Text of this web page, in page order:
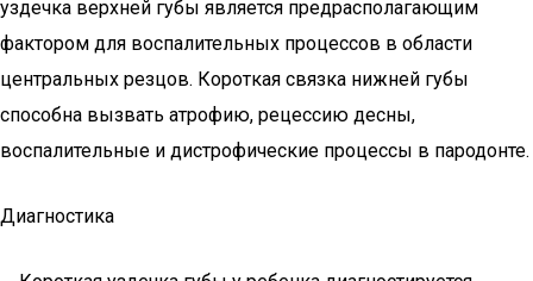
уздечка верхней губы является предрасполагающим
фактором для воспалительных процессов в области
центральных резцов. Короткая связка нижней губы
способна вызвать атрофию, рецессию десны,
воспалительные и дистрофические процессы в пародонте.
Диагностика